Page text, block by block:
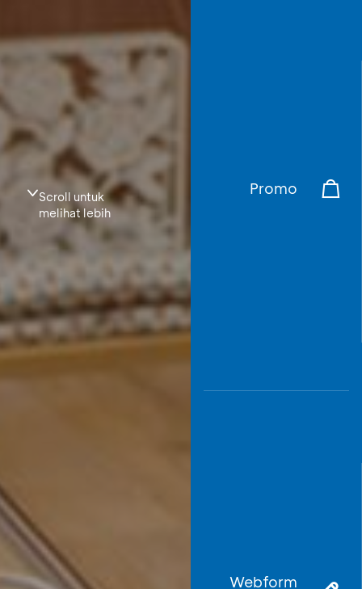
Promo
Webform
Scroll untuk
melihat lebih